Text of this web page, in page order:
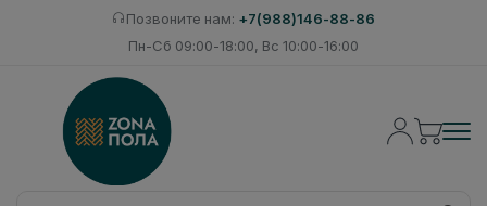
Позвоните нам: +7(988)146-88-86
Пн-Сб 09:00-18:00, Вс 10:00-16:00